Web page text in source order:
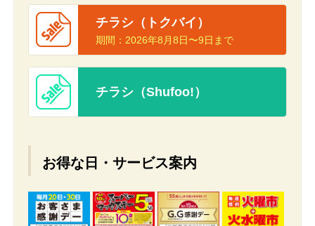
チラシ（トクバイ）
期間： 2026年8月8日〜9日まで
チラシ（Shufoo!）
お得な日・サービス案内